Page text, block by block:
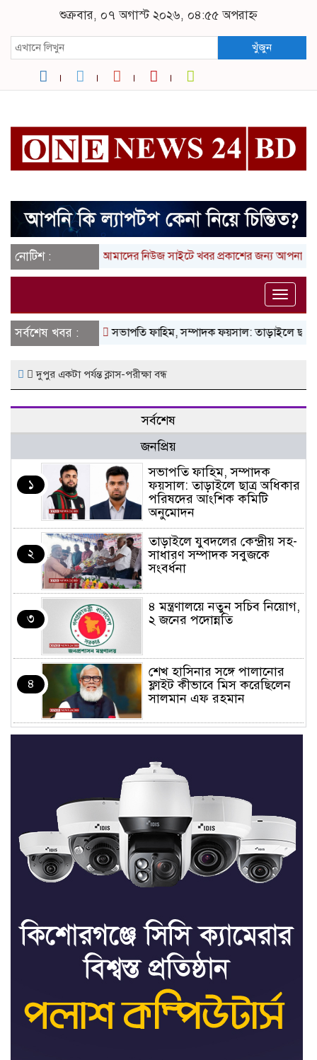
শুক্রবার, ০৭ অগাস্ট ২০২৬, ০৪:৫৫ অপরাহ্ন
খুঁজুন
নোটিশ : আমাদের নিউজ সাইটে খবর প্রকাশের জন্য আপনার
Toggle
সর্বশেষ খবর :
সভাপতি ফাহিম, সম্পাদক ফয়সাল: তাড়াইলে ছাত্র
দুপুর একটা পর্যন্ত ক্লাস-পরীক্ষা বন্ধ
সর্বশেষ
জনপ্রিয়
১
সভাপতি ফাহিম, সম্পাদক
ফয়সাল: তাড়াইলে ছাত্র অধিকার
পরিষদের আংশিক কমিটি
অনুমোদন
২
তাড়াইলে যুবদলের কেন্দ্রীয় সহ-
সাধারণ সম্পাদক সবুজকে
সংবর্ধনা
৩
৪ মন্ত্রণালয়ে নতুন সচিব নিয়োগ,
২ জনের পদোন্নতি
৪
শেখ হাসিনার সঙ্গে পালানোর
ফ্লাইট কীভাবে মিস করেছিলেন
সালমান এফ রহমান
ভাত রান্নার সময় নরম হয়ে গেলে
মৃত্যুদণ্ড বাদ না দেওয়ায়
প্রত্যক্ষদর্শীদের তথ্য দেয়নি
জাতিসংঘ: ট্রাইব্যুনালকে
প্রসিকিউটর
তাড়াইলে রাউতি মানবসেবা
ফাউন্ডেশনের আয়োজনে কাফন-
৪ বিভাগে অতি ভারি বৃষ্টির
সতর্কবার্তা
৯
রাষ্ট্রপতি নির্বাচনের ভোটার
তালিকা পেল ইসি